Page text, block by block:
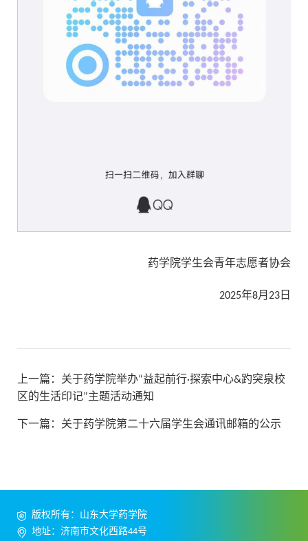
药学院学生会青年志愿者协会
2025年8月23日
上一篇： 关于药学院举办“益起前行·探索中心&趵突泉校
区的生活印记”主题活动通知
下一篇： 关于药学院第二十六届学生会通讯邮箱的公示
版权所有：山东大学药学院
地址：济南市文化西路44号